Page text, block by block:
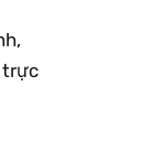
trực